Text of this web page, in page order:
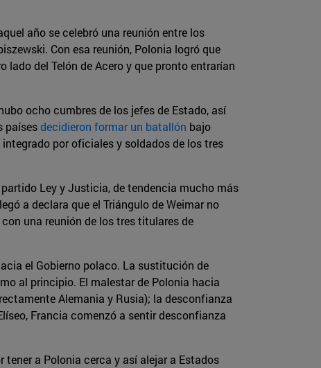
año se celebró una reunión entre los
Con esa reunión, Polonia logró que
del Telón de Acero y que pronto entrarían
ocho cumbres de los jefes de Estado, así
paísesdecidieron formar un batallón bajo
por oficiales y soldados de los tres
Ley y Justicia, de tendencia mucho más
a declara que el Triángulo de Weimar no
una reunión de los tres titulares de
el Gobierno polaco. La sustitución de
al principio. El malestar de Polonia hacia
Alemania y Rusia); la desconfianza
Francia comenzó a sentir desconfianza
a Polonia cerca y así alejar a Estados